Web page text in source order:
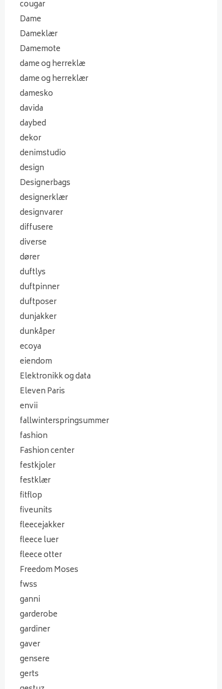
cougar
Dame
Dameklær
Damemote
dame og herreklæ
dame og herreklær
damesko
davida
daybed
dekor
denimstudio
design
Designerbags
designerklær
designvarer
diffusere
diverse
dører
duftlys
duftpinner
duftposer
dunjakker
dunkåper
ecoya
eiendom
Elektronikk og data
Eleven Paris
envii
fallwinterspringsummer
fashion
Fashion center
festkjoler
festklær
fitflop
fiveunits
fleecejakker
fleece luer
fleece otter
Freedom Moses
fwss
ganni
garderobe
gardiner
gaver
gensere
gerts